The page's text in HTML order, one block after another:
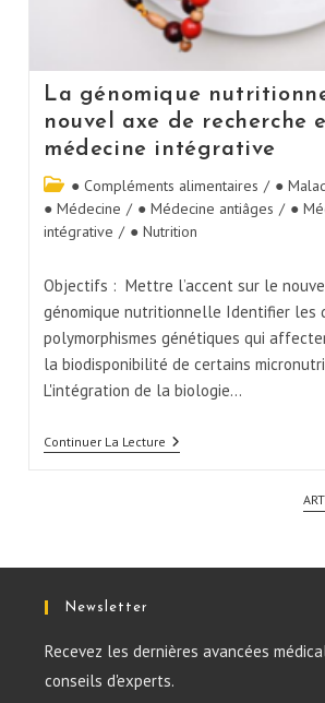
La génomique
nouvel axe de recherche
médecine intégrative
● Compléments alimentaires / ●
● Médecine / ● Médecine antiâges / ●
intégrative / ● Nutrition
Objectifs : Mettre l’accent sur le
génomique nutritionnelle Identifier les
polymorphismes génétiques qui
la biodisponibilité de certains
L'intégration de la biologie…
Continuer La Lecture
Newsletter
Recevez les dernières avancées
conseils d'experts.